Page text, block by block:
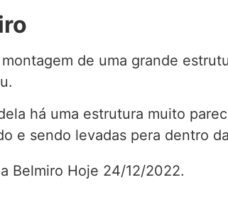
de uma grande
há uma estrutura muito
e sendo levadas pera dentro
Belmiro Hoje 24/12/2022.